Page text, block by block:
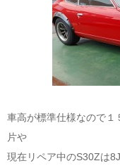
車高が標準仕様なので
片や
現在リペア中のS30Zは